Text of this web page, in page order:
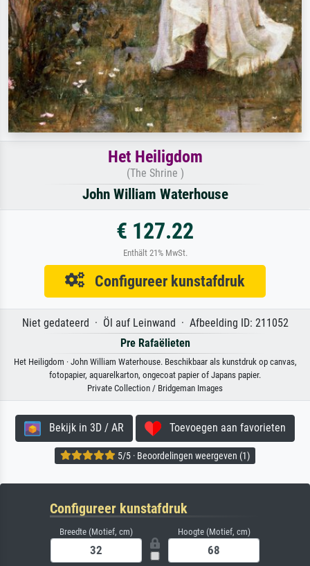
Het Heiligdom
(The Shrine )
John William Waterhouse
€ 127.22
Enthält 21% MwSt.
Configureer kunstafdruk
Niet gedateerd · Öl auf Leinwand · Afbeelding ID: 211052
Pre Rafaëlieten
Het Heiligdom · John William Waterhouse. Beschikbaar als kunstdruk op canvas,
fotopapier, aquarelkarton, ongecoat papier of Japans papier.
Private Collection / Bridgeman Images
Bekijk in 3D / AR Toevoegen aan favorieten
5/5 · Beoordelingen weergeven (1)
Configureer kunstafdruk
Breedte (Motief, cm) Hoogte (Motief, cm)